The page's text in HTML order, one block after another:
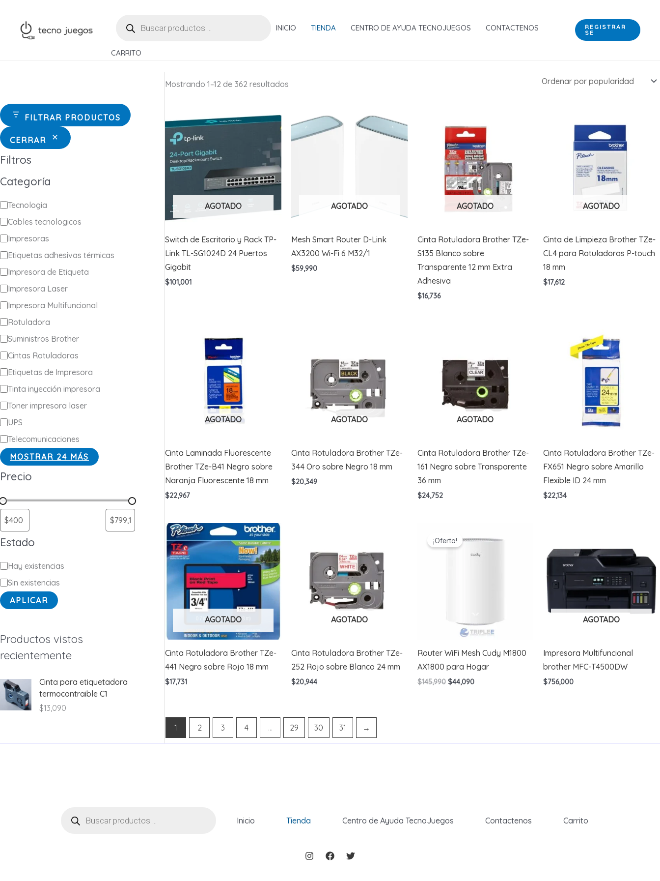
contenido
PRODUCTOS
INICIO TIENDA CENTRO DE AYUDA TECNOJUEGOS CONTACTENOS
CARRITO
REGISTRAR
SE
FILTRAR PRODUCTOS
CERRAR
Filtros
Categoría
C
a
t
e
g
o
r
Tecnologia
Cables tecnologicos
Impresoras
Etiquetas adhesivas térmicas
Impresora de Etiqueta
Impresora Laser
Impresora Multifuncional
Rotuladora
Suministros Brother
Cintas Rotuladoras
Etiquetas de Impresora
Tinta inyección impresora
Toner impresora laser
UPS
Telecomunicaciones
MOSTRAR 24 MÁS
Precio
Estado
E
s
t
o
Hay existencias
Sin existencias
APLICAR
Productos vistos
recientemente
Cinta para etiquetadora
termocontraible C1
$13,090
Mostrando 1–12 de 362 resultados
AGOTADO
Switch de Escritorio y Rack TP-
Link TL-SG1024D 24 Puertos
Gigabit
$101,001
AGOTADO
Mesh Smart Router D-Link
AX3200 Wi-Fi 6 M32/1
$59,990
AGOTADO
Cinta Rotuladora Brother TZe-
S135 Blanco sobre
Transparente 12 mm Extra
Adhesiva
$16,736
AGOTADO
Cinta de Limpieza Brother TZe-
CL4 para Rotuladoras P-touch
18 mm
$17,612
AGOTADO
Cinta Laminada Fluorescente
Brother TZe-B41 Negro sobre
Naranja Fluorescente 18 mm
$22,967
AGOTADO
Cinta Rotuladora Brother TZe-
344 Oro sobre Negro 18 mm
$20,349
AGOTADO
Cinta Rotuladora Brother TZe-
161 Negro sobre Transparente
36 mm
$24,752
Cinta Rotuladora Brother TZe-
FX651 Negro sobre Amarillo
Flexible ID 24 mm
$22,134
AGOTADO
Cinta Rotuladora Brother TZe-
441 Negro sobre Rojo 18 mm
$17,731
AGOTADO
Cinta Rotuladora Brother TZe-
252 Rojo sobre Blanco 24 mm
$20,944
¡Oferta!
Router WiFi Mesh Cudy M1800
AX1800 para Hogar
$145,990 El
$44,090El
AGOTADO
Impresora Multifuncional
brother MFC-T4500DW
$756,000
1 2 3 4 … 29 30 31 →
productos
Inicio Tienda Centro de Ayuda TecnoJuegos Contactenos Carrito